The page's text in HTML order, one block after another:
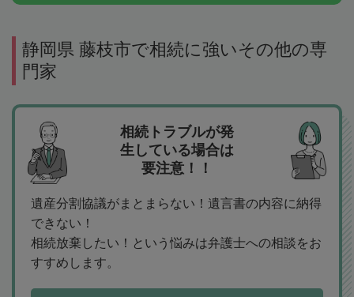
静岡県 藤枝市で相続に強いその他の専
門家
相続トラブルが発
生している場合は
要注意！！
遺産分割協議がまとまらない！遺言書の内容に納得
できない！
相続放棄したい！という悩みは弁護士への相談をお
すすめします。